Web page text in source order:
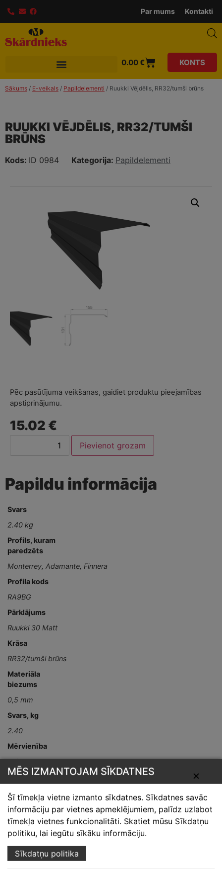
Par mums Kontakti
0.00€ KONTS
Sākums / E-veikals / Papildelementi / Ruukki Vējdēlis, RR32/tumši brūns
RUUKKI VĒJDĒLIS, RR32/TUMŠI
BRŪNS
Kods: ID 0984 Kategorija: Papildelementi
Pēc pasūtījuma veikšanas, gaidiet produktu pieejamības
apstiprinājumu.
15.02 €
Pievienot grozam
Papildu informācija
Svars
2.40 kg
Profils, kuram
paredzēts
Monterrey, Adamante, Finnera
Profila kods
RA9BG
Pārklājums
Ruukki 30 Matt
Krāsa
RR32/tumši brūns
Materiāla
biezums
0,5 mm
Svars, kg
2.40
Mērvienība
gab
Detaļas garums,
L-2000
✕
MĒS IZMANTOJAM SĪKDATNES
Šī tīmekļa vietne izmanto sīkdatnes. Sīkdatnes savāc
informāciju par vietnes apmeklējumiem, palīdz uzlabot
tīmekļa vietnes funkcionalitāti. Skatiet mūsu Sīkdatņu
politiku, lai iegūtu sīkāku informāciju.
Sīkdatņu politika